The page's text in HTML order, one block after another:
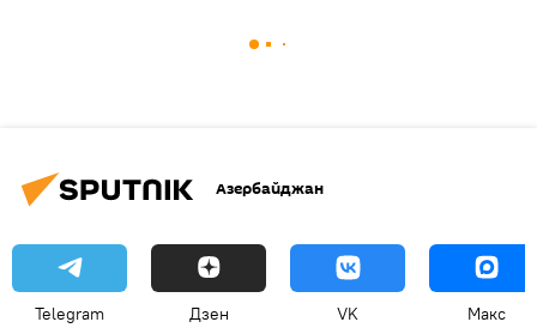
Азербайджан
Telegram Дзен VK Макс